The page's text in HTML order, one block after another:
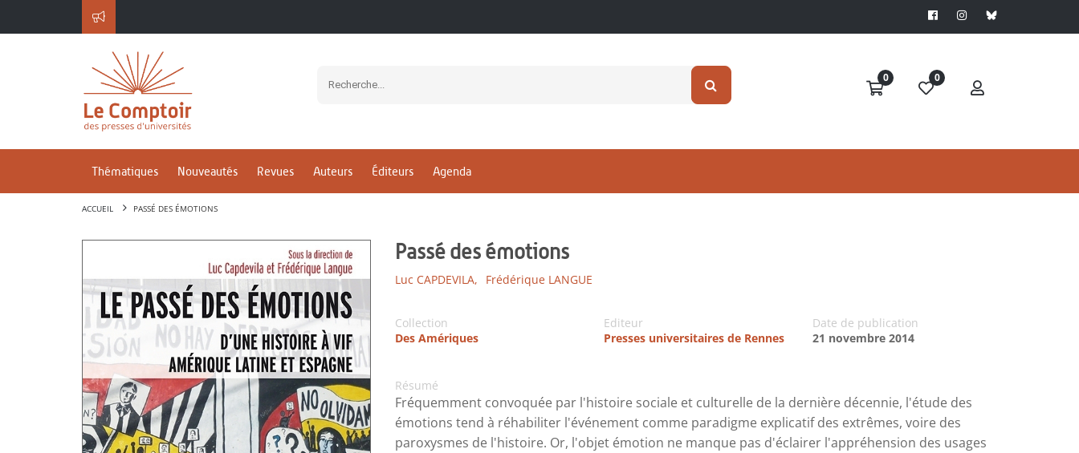
0 0
Thématiques Nouveautés Revues Auteurs Éditeurs Agenda
ACCUEIL PASSÉ DES ÉMOTIONS
Passé des émotions
Luc CAPDEVILA, Frédérique LANGUE
Collection
Des Amériques
Editeur
Presses universitaires de Rennes
Date de publication
21 novembre 2014
Résumé
Fréquemment convoquée par l'histoire sociale et culturelle de la dernière décennie, l'étude des
émotions tend à réhabiliter l'événement comme paradigme explicatif des extrêmes, voire des
paroxysmes de l'histoire. Or, l'objet émotion ne manque pas d'éclairer l'appréhension des usages